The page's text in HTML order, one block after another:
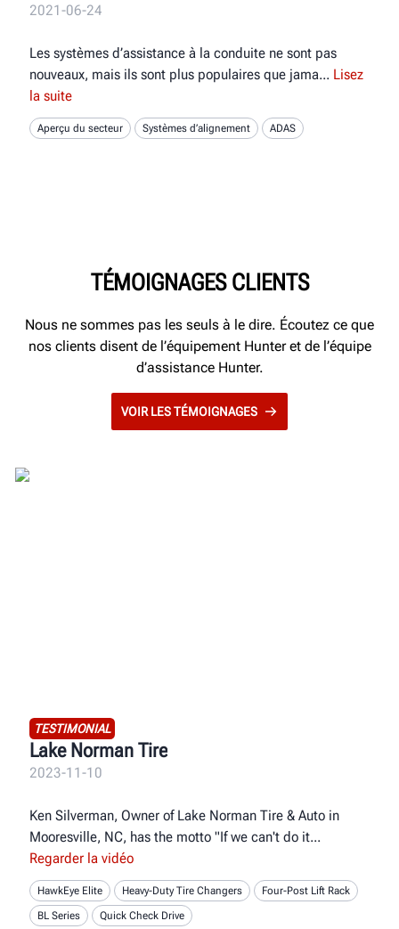
2021-06-24
Les systèmes d’assistance à la conduite ne sont pas
nouveaux, mais ils sont plus populaires que jama
Lisez
la suite
Aperçu du secteur Systèmes d’alignement ADAS
TÉMOIGNAGES CLIENTS
Nous ne sommes pas les seuls à le dire. Écoutez ce que
nos clients disent de l’équipement Hunter et de l’équipe
d’assistance Hunter.
VOIR LES TÉMOIGNAGES
TESTIMONIAL
Lake Norman Tire
2023-11-10
Ken Silverman, Owner of Lake Norman Tire & Auto in
Mooresville, NC, has the motto "If we can't do it
Regarder la vidéo
HawkEye Elite Heavy-Duty Tire Changers
Four-Post Lift Rack
BL Series
Quick Check Drive